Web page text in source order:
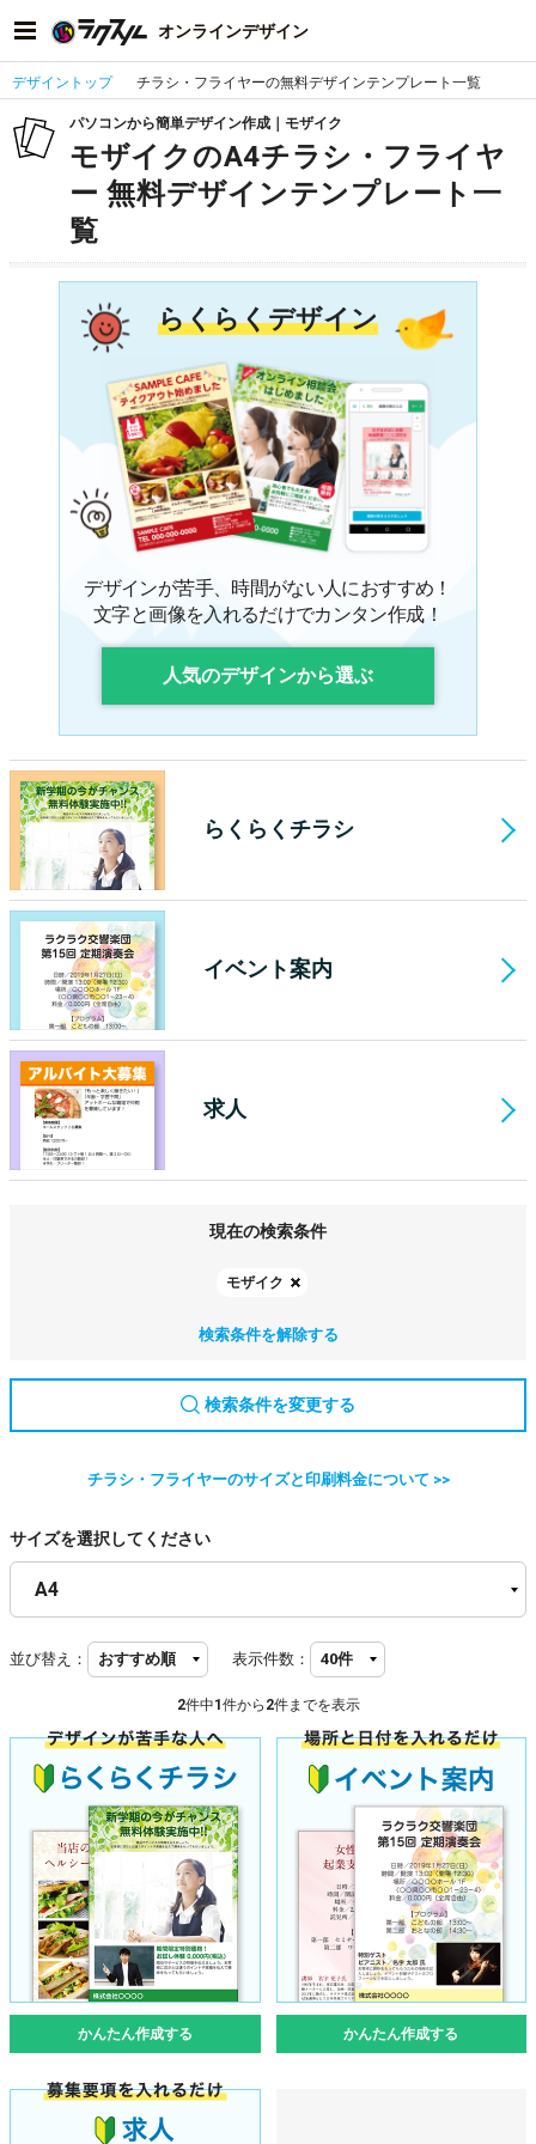
オンラインデザイン
デザイントップ チラシ・フライヤーの無料デザインテンプレート一覧
パソコンから簡単デザイン作成｜モザイク
モザイクのA4チラシ・フライヤ
ー 無料デザインテンプレート一
覧
らくらくデザイン
デザインが苦手、時間がない人におすすめ！
文字と画像を入れるだけでカンタン作成！
人気のデザインから選ぶ
らくらくチラシ
イベント案内
求人
現在の検索条件
モザイク
検索条件を解除する
検索条件を変更する
チラシ・フライヤーのサイズと印刷料金について >>
サイズを選択してください
並び替え： 表示件数：
2件中1 件から 2件までを表示
かんたん作成する かんたん作成する